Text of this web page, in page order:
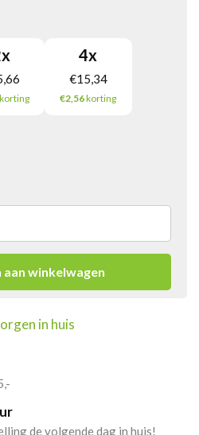
x 4x
€15,34
€2,56korting
aan winkelwagen
in huis
de volgende dag in huis!